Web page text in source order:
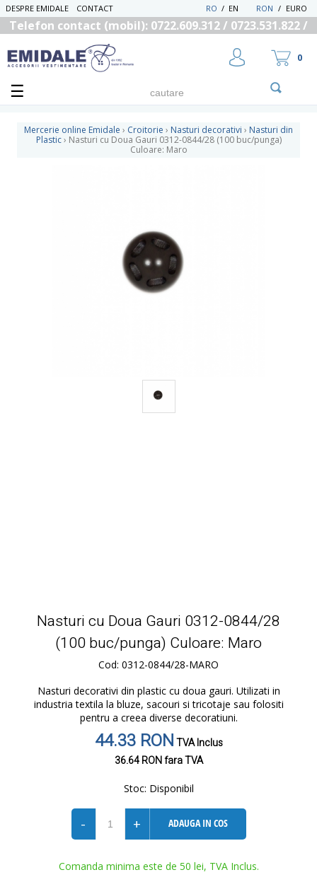
DESPRE EMIDALE CONTACT RON / EURO
EN
/
RO
Telefon contact (mobil): 0722.609.312 / 0723.531.822 /
0
Mercerie online Emidale › Croitorie › Nasturi decorativi › Nasturi din
Plastic › Nasturi cu Doua Gauri 0312-0844/28 (100 buc/punga)
Culoare: Maro
Nasturi cu Doua Gauri 0312-0844/28
(100 buc/punga) Culoare: Maro
Cod: 0312-0844/28-MARO
Nasturi decorativi din plastic cu doua gauri. Utilizati in
industria textila la bluze, sacouri si tricotaje sau folositi
pentru a creea diverse decoratiuni.
44.33 RONTVA Inclus
36.64 RONfara TVA
Stoc: Disponibil
- + ADAUGA IN COS
Comanda minima este de 50 lei, TVA Inclus.